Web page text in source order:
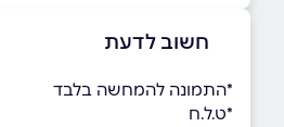
חשוב לדעת
*התמונה להמחשה בלבד
*ט.ל.ח